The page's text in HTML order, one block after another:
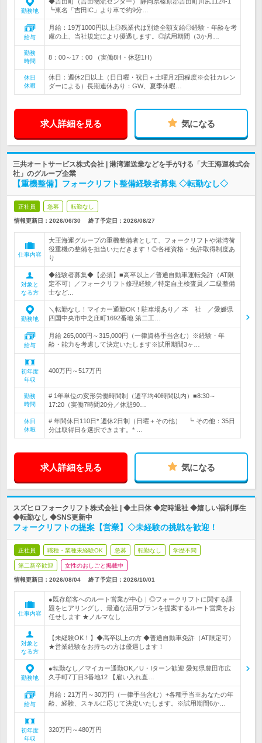
勤務地
┗東名「吉田IC」より車で約9分…
給与
月給：19万1000円以上◎残業代は別途全額支給◎経験・年齢を考
慮の上、当社規定により優遇します。◎試用期間（3か月…
勤務
時間
8：00～17：00 （実働8H・休憩1H）
休日
休暇
休日：週休2日以上（日日曜・祝日＋土曜月2回程度※会社カレン
ダーによる）長期連休あり：GW、夏季休暇…
求人詳細を見る 気になる
三共オートサービス株式会社 | 港湾運送業などを手がける「大王海運株式会
社」のグループ企業
【重機整備】フォークリフト整備経験者募集 ◇転勤なし◇
正社員 急募 転勤なし
情報更新日：2026/06/30 終了予定日： 2026/08/27
仕事内容
大王海運グループの重機整備者として、フォークリフトや港湾荷
役重機の整備を担当いただきます！◎各種資格・免許取得制度あ
り
対象と
なる方
◆経験者募集◆【必須】■高卒以上／普通自動車運転免許（AT限
定不可）／フォークリフト修理経験／特定自主検査員／二級整備
士など...
勤務地
＼転勤なし！マイカー通勤OK！駐車場あり／ 本 社 ／愛媛県
四国中央市中之庄町1692番地 第二工…
給与
月給 265,000円～315,000円（一律資格手当含む）※経験・年
齢・能力を考慮して決定いたします※試用期間3ヶ…
初年度
年収
400万円～517万円
勤務
時間
# 1年単位の変形労働時間制（週平均40時間以内）■8:30～
17:20（実働7時間20分／休憩90…
休日
休暇
# 年間休日110日* 週休2日制（日曜＋その他） ┗ その他：35日
分は取得日を選択できます。* …
求人詳細を見る 気になる
スズヒロフォークリフト株式会社 | ◆土日休 ◆定時退社 ◆嬉しい福利厚生
◆転勤なし ◆SNS更新中
フォークリフトの提案【営業】◇未経験の挑戦を歓迎！
正社員 職種・業種未経験OK 急募 転勤なし 学歴不問
第二新卒歓迎 女性のおしごと掲載中
情報更新日：2026/08/04 終了予定日： 2026/10/01
仕事内容
●既存顧客へのルート営業が中心｜◎フォークリフトに関する課
題をヒアリングし、最適な活用プランを提案するルート営業をお
任せします ★ノルマなし
対象と
なる方
【未経験OK！】◆高卒以上の方 ◆普通自動車免許（AT限定可）
★営業経験をお持ちの方は優遇します！
勤務地
●転勤なし／マイカー通勤OK／U・Iターン歓迎 愛知県豊田市広
久手町7丁目3番地12 【雇い入れ直…
給与
月給：21万円～30万円（一律手当含む）+各種手当※あなたの年
齢、経験、スキルに応じて決定いたします。※試用期間6か…
初年度
年収
320万円～480万円